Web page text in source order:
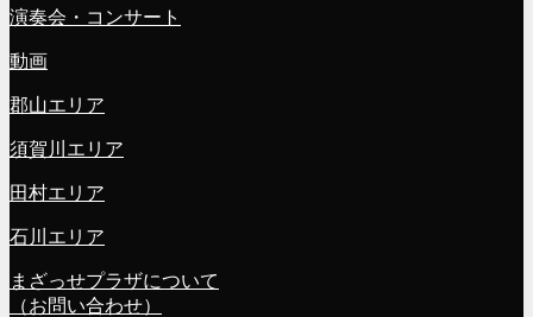
演奏会・コンサート
動画
郡山エリア
須賀川エリア
田村エリア
石川エリア
まざっせプラザについて
（お問い合わせ）